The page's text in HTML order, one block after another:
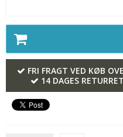
FRI FRAGT VED KØB
14 DAGES